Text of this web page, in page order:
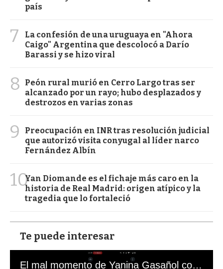
país
7
La confesión de una uruguaya en "Ahora
Caigo" Argentina que descolocó a Darío
Barassi y se hizo viral
8
Peón rural murió en Cerro Largo tras ser
alcanzado por un rayo; hubo desplazados y
destrozos en varias zonas
9
Preocupación en INR tras resolución judicial
que autorizó visita conyugal al líder narco
Fernández Albín
10Yan Diomande es el fichaje más caro en la
historia de Real Madrid: origen atípico y la
tragedia que lo fortaleció
Te puede interesar
El mal momento de Yanina Gasañol con un hincha argentino en "Subrayado"